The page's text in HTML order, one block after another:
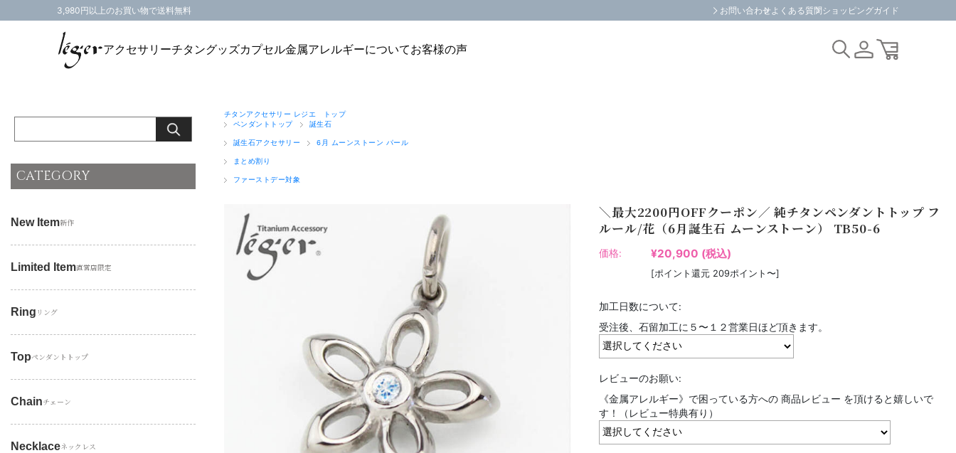
3,980円以上のお買い物で送料無料 お問い合わせ よくある質問ショッピングガイド
アクセサリーチタングッズカプセル金属アレルギーについてお客様の声
チタンアクセサリー レジエ トップ
ペンダントトップ
誕生石
誕生石アクセサリー 6月 ムーンストーン パール
まとめ割り
ファーストデー対象
＼最大2200円OFFクーポン／ 純チタンペンダントトップ フ
ルール/花（6月誕生石 ムーンストーン） TB50-6
価格: ¥20,900 (税込)
[ポイント還元 209ポイント〜]
加工日数について:
受注後、石留加工に５〜１２営業日ほど頂きます。
レビューのお願い:
《金属アレルギー》で困っている方への 商品レビュー を頂けると嬉しいで
す！（レビュー特典有り）
CATEGORY
New Item新作
Limited Item直営店限定
Ring リング
Topペンダントトップ
Chainチェーン
Necklaceネックレス